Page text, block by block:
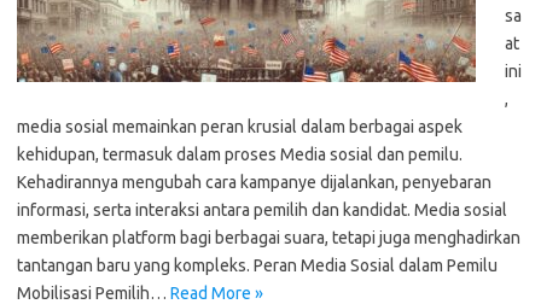
sa
at
ini
,
media sosial memainkan peran krusial dalam berbagai aspek
kehidupan, termasuk dalam proses Media sosial dan pemilu.
Kehadirannya mengubah cara kampanye dijalankan, penyebaran
informasi, serta interaksi antara pemilih dan kandidat. Media sosial
memberikan platform bagi berbagai suara, tetapi juga menghadirkan
tantangan baru yang kompleks. Peran Media Sosial dalam Pemilu
Mobilisasi Pemilih… Read More »